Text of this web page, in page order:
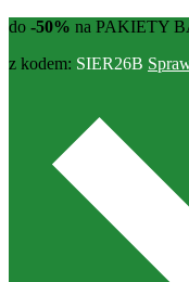
do -50% na PAKIETY
z kodem: SIER26B